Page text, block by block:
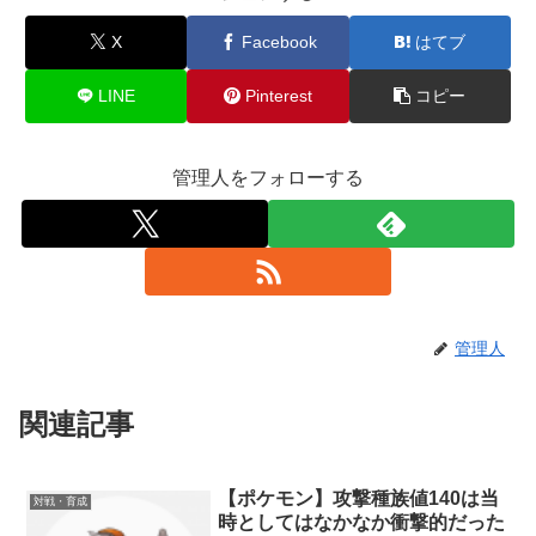
X Facebook はてブ
LINE Pinterest コピー
管理人をフォローする
管理人
関連記事
対戦・育成
【ポケモン】攻撃種族値140は当
時としてはなかなか衝撃的だった